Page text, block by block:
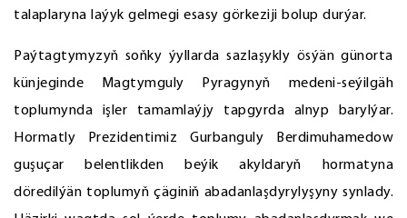
talaplaryna laýyk gelmegi esasy görkeziji bolup durýar.
Paýtagtymyzyň soňky ýyllarda sazlaşykly ösýän günorta
künjeginde Magtymguly Pyragynyň medeni-seýilgäh
toplumynda işler tamamlaýjy tapgyrda alnyp barylýar.
Hormatly Prezidentimiz Gurbanguly Berdimuhamedow
guşuçar belentlikden beýik akyldaryň hormatyna
döredilýän toplumyň çäginiň abadanlaşdyrylyşyny synlady.